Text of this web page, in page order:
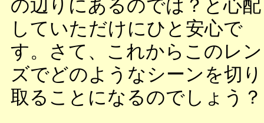
の辺りにあるのでは？と心配
していただけにひと安心で
す。さて、これからこのレン
ズでどのようなシーンを切り
取ることになるのでしょう？